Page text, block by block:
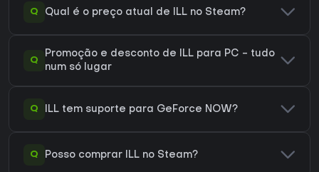
Q Qual é o preço atual de ILL no Steam?
Q
Promoção e desconto de ILL para PC - tudo
num só lugar
Q ILL tem suporte para GeForce NOW?
Q Posso comprar ILL no Steam?